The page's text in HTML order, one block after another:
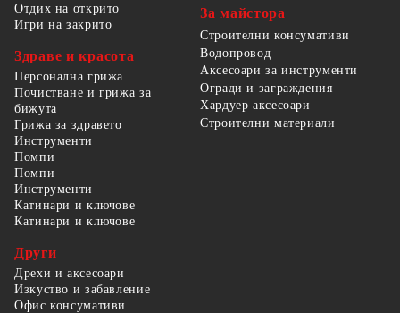
Отдих на открито
Игри на закрито
Здраве и красота
Персонална грижа
Почистване и грижа за
бижута
Грижа за здравето
За майстора
Строителни консумативи
Водопровод
Аксесоари за инструменти
Огради и заграждения
Хардуер аксесоари
Строителни материали
Инструменти
Помпи
Помпи
Инструменти
Катинари и ключове
Катинари и ключове
Други
Дрехи и аксесоари
Изкуство и забавление
Офис консумативи